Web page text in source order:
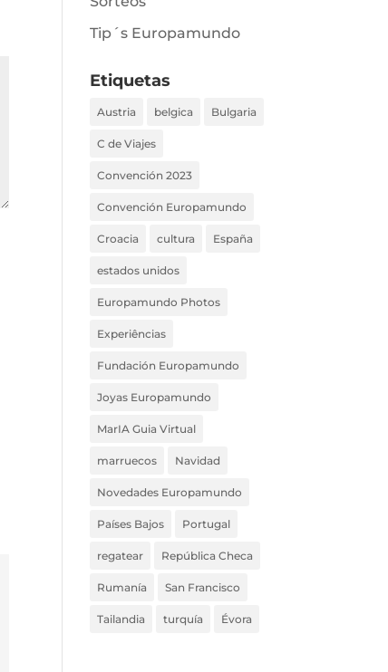
Tip´s Europamundo
Etiquetas
Austria belgica Bulgaria
C de Viajes
Convención 2023
Convención Europamundo
Croacia cultura España
estados unidos
Europamundo Photos
Experiências
Fundación Europamundo
Joyas Europamundo
MarIA Guia Virtual
marruecos Navidad
Novedades Europamundo
Países Bajos Portugal
regatear República Checa
Rumanía San Francisco
Tailandia turquía Évora